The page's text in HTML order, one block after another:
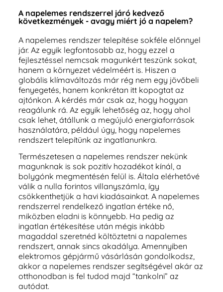
A napelemes rendszerrel járó kedvező
következmények - avagy miért jó a napelem?
A napelemes rendszer telepítése sokféle előnnyel
jár. Az egyik legfontosabb az, hogy ezzel a
fejlesztéssel nemcsak magunkért teszünk sokat,
hanem a környezet védelméért is. Hiszen a
globális klímaváltozás már rég nem egy jövőbeli
fenyegetés, hanem konkrétan itt kopogtat az
ajtónkon. A kérdés már csak az, hogy hogyan
reagálunk rá. Az egyik lehetőség az, hogy ahol
csak lehet, átállunk a megújuló energiaforrások
használatára, például úgy, hogy napelemes
rendszert telepítünk az ingatlanunkra.
Természetesen a napelemes rendszer nekünk
magunknak is sok pozitív hozadékot kínál, a
bolygónk megmentésén felül is. Általa elérhetővé
válik a nulla forintos villanyszámla, így
csökkenthetjük a havi kiadásainkat. A napelemes
rendszerrel rendelkező ingatlan értéke nő,
miközben eladni is könnyebb. Ha pedig az
ingatlan értékesítése után mégis inkább
magaddal szeretnéd költöztetni a napalemes
rendszert, annak sincs akadálya. Amennyiben
elektromos gépjármű vásárlásán gondolkodsz,
akkor a napelemes rendszer segítségével akár az
otthonodban is fel tudod majd “tankolni” az
autódat.